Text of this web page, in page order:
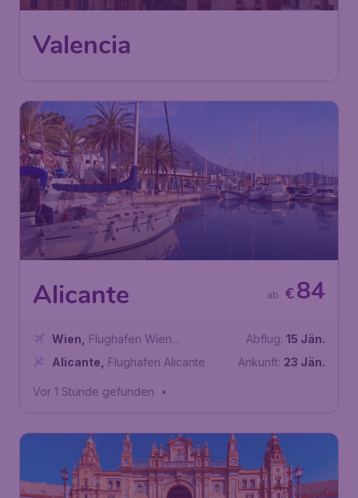
Wien
Flughafen Wien
Abflug: 12 Dez.
Alicante €84
ab
Wien
Flughafen Wien
Schwechat
Alicante Flughafen Alicante
Abflug: 15 Jän.
Ankunft: 23 Jän.
Vor 1 Stunde gefunden •